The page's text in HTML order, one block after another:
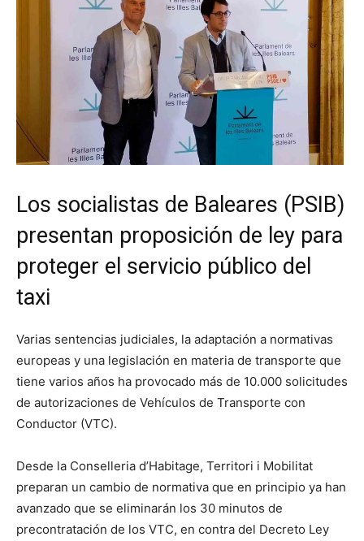
Los socialistas de Baleares (PSIB)
presentan proposición de ley para
proteger el servicio público del
taxi
Varias sentencias judiciales, la adaptación a normativas
europeas y una legislación en materia de transporte que
tiene varios años ha provocado más de 10.000 solicitudes
de autorizaciones de Vehículos de Transporte con
Conductor (VTC).
Desde la Conselleria d’Habitage, Territori i Mobilitat
preparan un cambio de normativa que en principio ya han
avanzado que se eliminarán los 30 minutos de
precontratación de los VTC, en contra del Decreto Ley